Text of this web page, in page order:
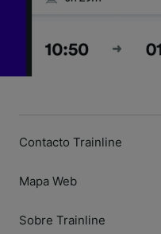
Contacto Trainline
Mapa Web
Sobre Trainline